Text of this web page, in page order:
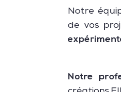
Notre
de vos
Notre